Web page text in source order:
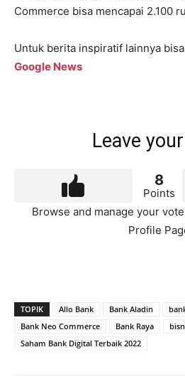
Commerce bisa mencapai 2.100
Untuk berita inspiratif lainnya
Google News
Leave
8
Points
Browse and manage your
Profile
TOPIK Allo Bank Bank Aladin
Bank Neo Commerce
Bank Raya
Saham Bank Digital Terbaik 2022